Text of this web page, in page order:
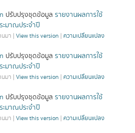
ปรับปรุงชุดข้อมูล รายงานผลการใช้
ะมาณประจำปี
มา | View this version | ความเปลี่ยนแปลง
ปรับปรุงชุดข้อมูล รายงานผลการใช้
ะมาณประจำปี
มา | View this version | ความเปลี่ยนแปลง
ปรับปรุงชุดข้อมูล รายงานผลการใช้
ะมาณประจำปี
มา | View this version | ความเปลี่ยนแปลง